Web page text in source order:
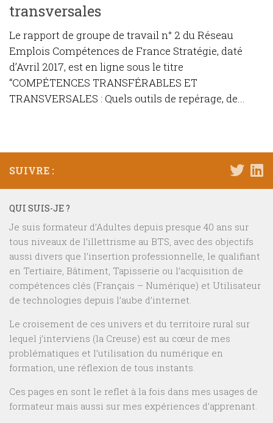
transversales
Le rapport de groupe de travail n° 2 du Réseau
Emplois Compétences de France Stratégie, daté
d’Avril 2017, est en ligne sous le titre
“COMPÉTENCES TRANSFÉRABLES ET
TRANSVERSALES : Quels outils de repérage, de...
SUIVRE :
QUI SUIS-JE ?
Je suis formateur d’Adultes depuis presque 40 ans sur
tous niveaux de l’illettrisme au BTS, avec des objectifs
aussi divers que l’insertion professionnelle, le qualifiant
en Tertiaire, Bâtiment, Tapisserie ou l’acquisition de
compétences clés (Français – Numérique) et Utilisateur
de technologies depuis l’aube d’internet.
Le croisement de ces univers et du territoire rural sur
lequel j’interviens (la Creuse) est au cœur de mes
problématiques et l’utilisation du numérique en
formation, une réflexion de tous instants.
Ces pages en sont le reflet à la fois dans mes usages de
formateur mais aussi sur mes expériences d’apprenant.